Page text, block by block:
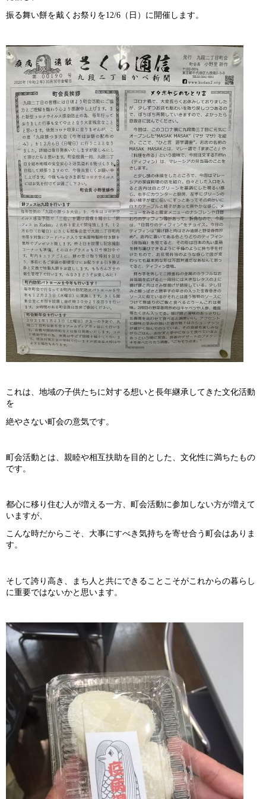
振る舞い餅を戴くお祭りを12/6 （日）に開催します。
これは、地域の子供たちに対する想いと長年継承してきた文化活動
を
絶やさない町会の意気です。
町会活動とは、親睦や相互扶助を目的とした、文化性に満ちたもの
です。
都心に移り住む人が増える一方、町会活動に参加しない方が増えて
いますが、
こんな時だからこそ、大事にすべき気持ちを寄せ合う町会はありま
す。
そして誇り高き、まち人と共にできることこそがこれからの暮らし
に重要ではないかと思います。